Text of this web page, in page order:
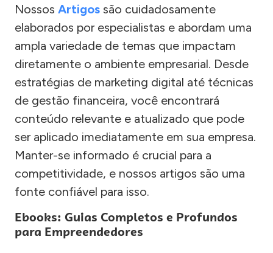
Nossos Artigos são cuidadosamente
elaborados por especialistas e abordam uma
ampla variedade de temas que impactam
diretamente o ambiente empresarial. Desde
estratégias de marketing digital até técnicas
de gestão financeira, você encontrará
conteúdo relevante e atualizado que pode
ser aplicado imediatamente em sua empresa.
Manter-se informado é crucial para a
competitividade, e nossos artigos são uma
fonte confiável para isso.
Ebooks: Guias Completos e Profundos
para Empreendedores